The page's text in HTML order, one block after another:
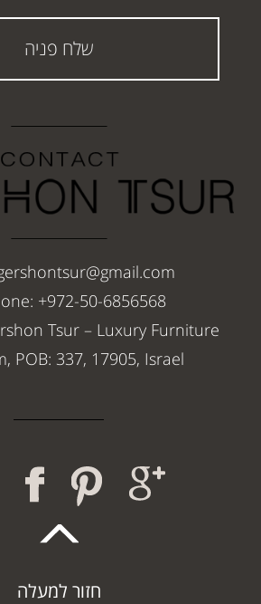
+972-50-6856568
Tsur – Luxury Furniture
POB: 337, 17905, Israel
חזור למעלה